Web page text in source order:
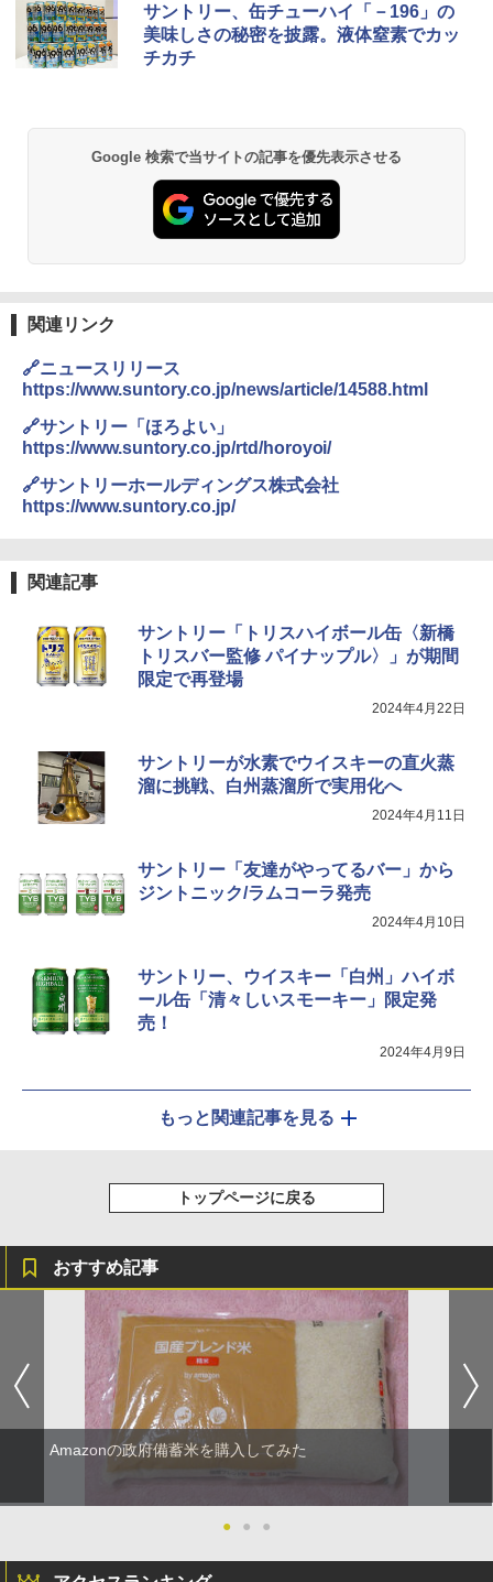
サントリー、缶チューハイ「－196」の
美味しさの秘密を披露。液体窒素でカッ
チカチ
Google 検索で当サイトの記事を優先表示させる
関連リンク
🔗ニュースリリース
https://www.suntory.co.jp/news/article/14588.html
🔗サントリー「ほろよい」
https://www.suntory.co.jp/rtd/horoyoi/
🔗サントリーホールディングス株式会社
https://www.suntory.co.jp/
関連記事
サントリー「トリスハイボール缶〈新橋
トリスバー監修 パイナップル〉」が期間
限定で再登場
2024年4月22日
サントリーが水素でウイスキーの直火蒸
溜に挑戦、白州蒸溜所で実用化へ
2024年4月11日
サントリー「友達がやってるバー」から
ジントニック/ラムコーラ発売
2024年4月10日
サントリー、ウイスキー「白州」ハイボ
ール缶「清々しいスモーキー」限定発
売！
2024年4月9日
もっと関連記事を見る
トップページに戻る
おすすめ記事
Amazonの政府備蓄米を購入してみた
● ● ●